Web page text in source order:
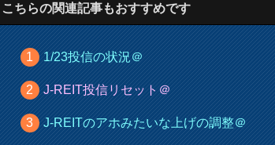
こちらの関連記事もおすすめです
1/23投信の状況＠
J-REIT投信リセット＠
J-REITのアホみたいな上げの調整＠